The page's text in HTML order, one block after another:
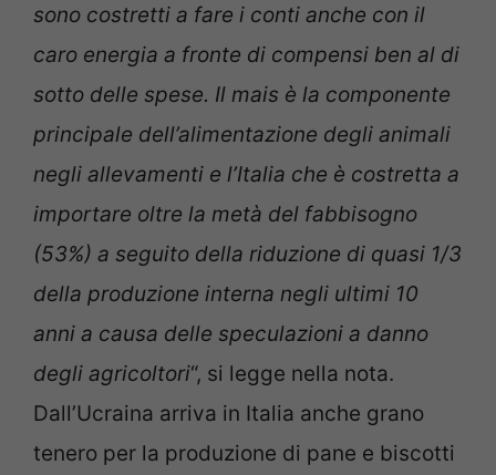
sono costretti a fare i conti anche con il
caro energia a fronte di compensi ben al di
sotto delle spese. Il mais è la componente
principale dell’alimentazione degli animali
negli allevamenti e l’Italia che è costretta a
importare oltre la metà del fabbisogno
(53%) a seguito della riduzione di quasi 1/3
della produzione interna negli ultimi 10
anni a causa delle speculazioni a danno
degli agricoltori“, si legge nella nota.
Dall’Ucraina arriva in Italia anche grano
tenero per la produzione di pane e biscotti